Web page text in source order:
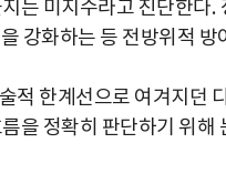
는 미지수라고 진단한다.
강화하는 등 전방위적 방
적 한계선으로 여겨지던
을 정확히 판단하기 위해